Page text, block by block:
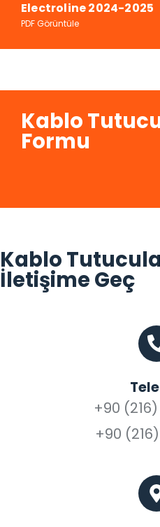
Electroline 2024-2025
PDF Görüntüle
Kablo
Formu
Kablo
İletişime Geç
+90
+90